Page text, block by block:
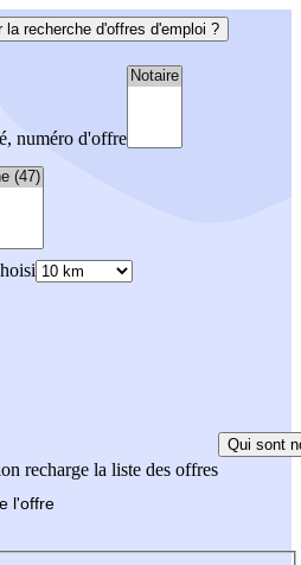
la recherche d'offres d'emploi ?
numéro d'offre
recharge la liste des offres
Qui sont
l'offre